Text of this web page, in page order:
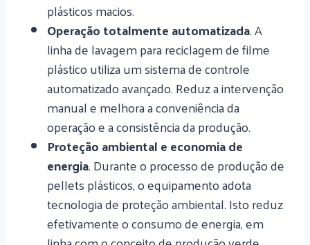
plásticos macios.
Operação totalmente automatizada. A
linha de lavagem para reciclagem de filme
plástico utiliza um sistema de controle
automatizado avançado. Reduz a intervenção
manual e melhora a conveniência da
operação e a consistência da produção.
Proteção ambiental e economia de
energia. Durante o processo de produção de
pellets plásticos, o equipamento adota
tecnologia de proteção ambiental. Isto reduz
efetivamente o consumo de energia, em